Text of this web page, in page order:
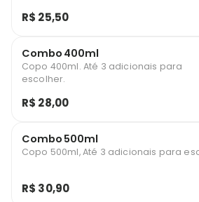
R$ 25,50
Combo 400ml
Copo 400ml. Até 3 adicionais para
escolher.
R$ 28,00
Combo 500ml
Copo 500ml, Até 3 adicionais para
R$ 30,90